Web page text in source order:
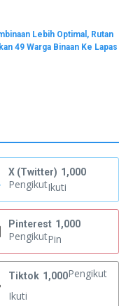
Lebih Optimal, Rutan
49 Warga Binaan Ke Lapas
X (Twitter) 1,000
PengikutIkuti
Pinterest 1,000
PengikutPin
Tiktok 1,000Pengikut
Ikuti